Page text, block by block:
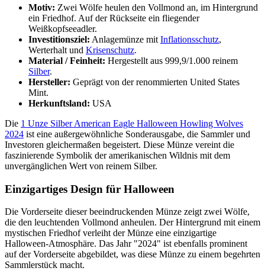
Motiv: Zwei Wölfe heulen den Vollmond an, im Hintergrund
ein Friedhof. Auf der Rückseite ein fliegender
Weißkopfseeadler.
Investitionsziel: Anlagemünze mit Inflationsschutz,
Werterhalt und Krisenschutz.
Material / Feinheit: Hergestellt aus 999,9/1.000 reinem
Silber.
Hersteller: Geprägt von der renommierten United States
Mint.
Herkunftsland: USA
Die 1 Unze Silber American Eagle Halloween Howling Wolves
2024 ist eine außergewöhnliche Sonderausgabe, die Sammler und
Investoren gleichermaßen begeistert. Diese Münze vereint die
faszinierende Symbolik der amerikanischen Wildnis mit dem
unvergänglichen Wert von reinem Silber.
Einzigartiges Design für Halloween
Die Vorderseite dieser beeindruckenden Münze zeigt zwei Wölfe,
die den leuchtenden Vollmond anheulen. Der Hintergrund mit einem
mystischen Friedhof verleiht der Münze eine einzigartige
Halloween-Atmosphäre. Das Jahr "2024" ist ebenfalls prominent
auf der Vorderseite abgebildet, was diese Münze zu einem begehrten
Sammlerstück macht.